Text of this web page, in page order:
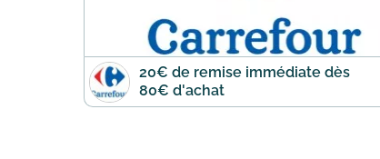
20€ de remise immédiate dès
80€ d'achat